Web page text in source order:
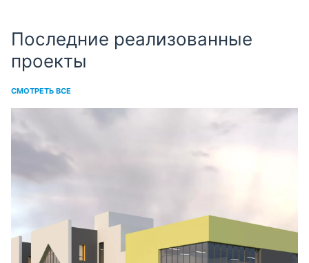
Последние реализованные
проекты
СМОТРЕТЬ ВСЕ